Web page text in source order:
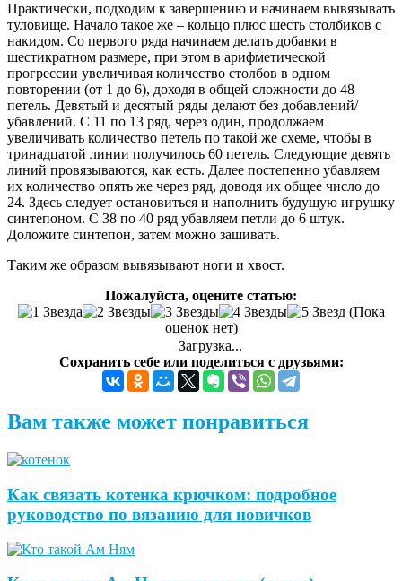
Практически, подходим к завершению и начинаем вывязывать
туловище. Начало такое же – кольцо плюс шесть столбиков с
накидом. Со первого ряда начинаем делать добавки в
шестикратном размере, при этом в арифметической
прогрессии увеличивая количество столбов в одном
повторении (от 1 до 6), доходя в общей сложности до 48
петель. Девятый и десятый ряды делают без добавлений/
убавлений. С 11 по 13 ряд, через один, продолжаем
увеличивать количество петель по такой же схеме, чтобы в
тринадцатой линии получилось 60 петель. Следующие девять
линий провязываются, как есть. Далее постепенно убавляем
их количество опять же через ряд, доводя их общее число до
24. Здесь следует остановиться и наполнить будущую игрушку
синтепоном. С 38 по 40 ряд убавляем петли до 6 штук.
Доложите синтепон, затем можно зашивать.
Таким же образом вывязывают ноги и хвост.
Пожалуйста, оцените статью:
(Пока
оценок нет)
Загрузка...
Сохранить себе или поделиться с друзьями:
Вам также может понравиться
Как связать котенка крючком: подробное
руководство по вязанию для новичков